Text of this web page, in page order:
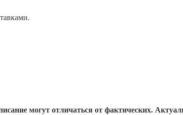
могут отличаться от фактических.